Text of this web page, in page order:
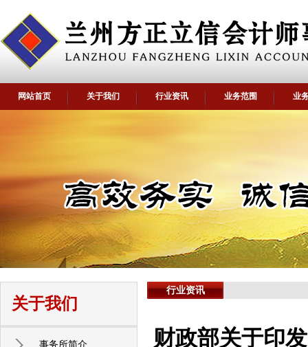
网站首页 关于我们 行业资讯 业务范围 业
关于我们
事务所简介
行业资讯
财政部关于印